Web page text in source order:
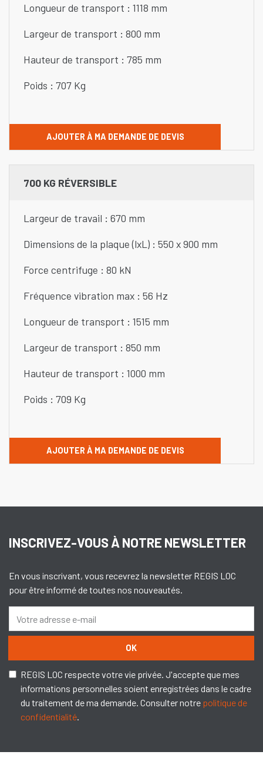
Longueur de transport : 1118 mm
Largeur de transport : 800 mm
Hauteur de transport : 785 mm
Poids : 707 Kg
AJOUTER À MA DEMANDE DE DEVIS
700 KG RÉVERSIBLE
Largeur de travail : 670 mm
Dimensions de la plaque (lxL) : 550 x 900 mm
Force centrifuge : 80 kN
Fréquence vibration max : 56 Hz
Longueur de transport : 1515 mm
Largeur de transport : 850 mm
Hauteur de transport : 1000 mm
Poids : 709 Kg
AJOUTER À MA DEMANDE DE DEVIS
INSCRIVEZ-VOUS À NOTRE NEWSLETTER
En vous inscrivant, vous recevrez la newsletter REGIS LOC
pour être informé de toutes nos nouveautés.
OK
REGIS LOC respecte votre vie privée. J'accepte que mes
informations personnelles soient enregistrées dans le cadre
du traitement de ma demande. Consulter notre politique de
confidentialité.